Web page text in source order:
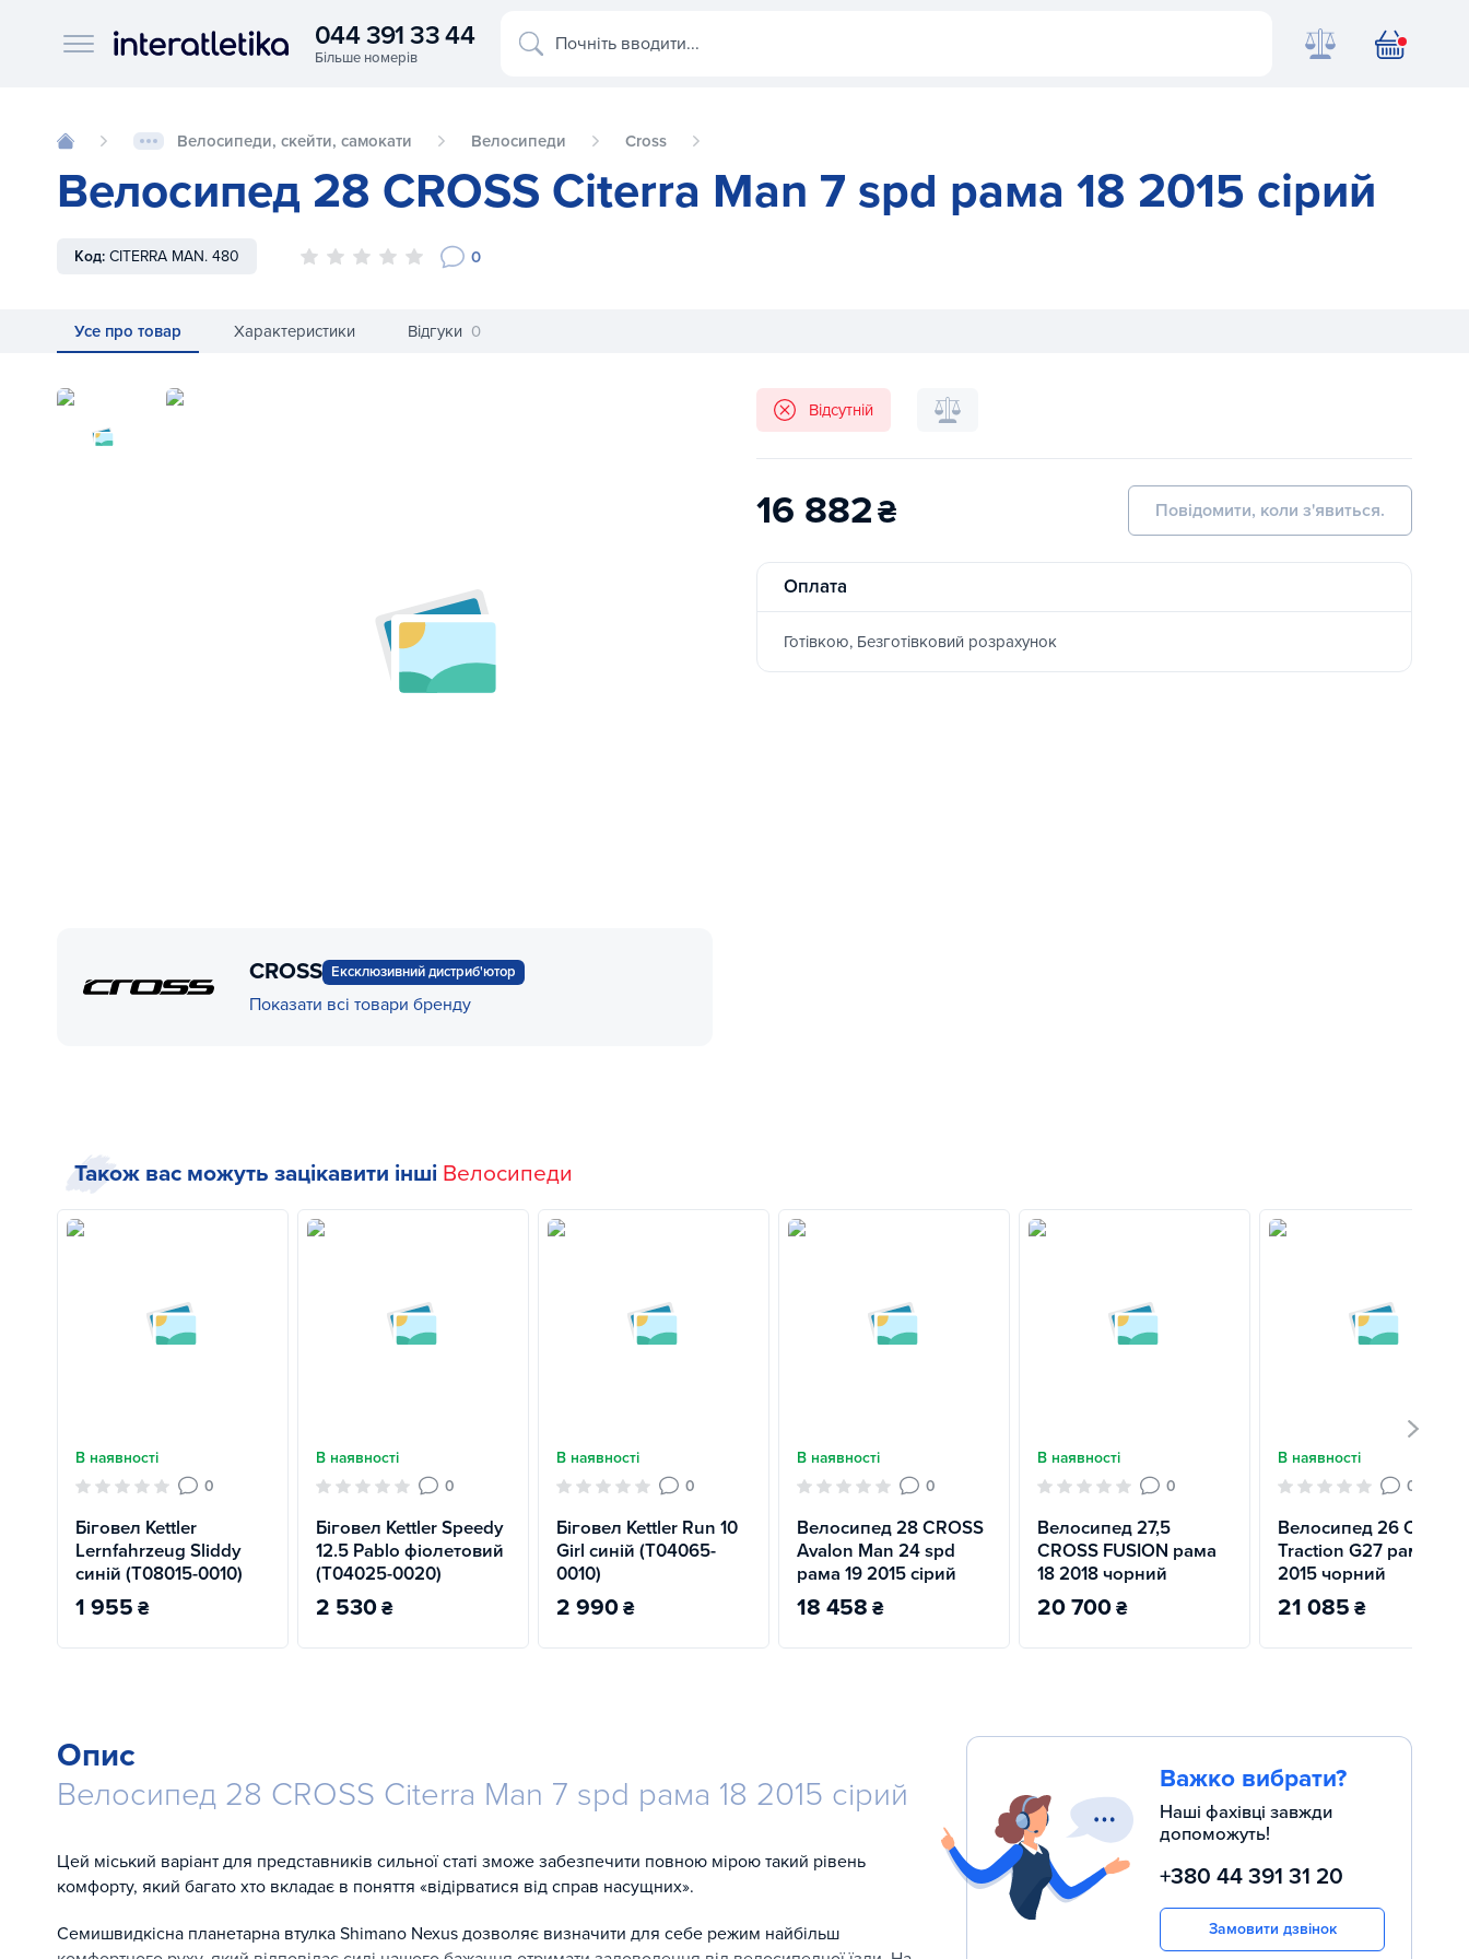
Interatletika logo
044 391 33 44 Почніть вводити...
Велосипеди, скейти, самокати Велосипеди Cross
Велосипед 28 CROSS Citerra Man 7 spd рама 18 2015 сірий
Код: CITERRA MAN. 480 0
Усе про товар Характеристики Відгуки 0
Велосипед 28 CROSS Citerra Man 7 spd рама 18 2015 сірий
CROSS Ексклюзивний дистриб'ютор
Показати всі товари бренду
Відсутній
16 882₴ Повідомити, коли з'явиться.
Оплата
Готівкою, Безготівковий розрахунок
Також вас можуть зацікавити інші Велосипеди
В наявності
0
Біговел Kettler
Lernfahrzeug Sliddy
синій (T08015-0010)
1 955 ₴
В наявності
0
Біговел Kettler Speedy
12.5 Pablo фіолетовий
(T04025-0020)
2 530₴
В наявності
0
Біговел Kettler Run 10
Girl синій (T04065-
0010)
2 990₴
В наявності
0
Велосипед 28 CROSS
Avalon Man 24 spd
рама 19 2015 сірий
18 458 ₴
В наявності
0
Велосипед 27,5
CROSS FUSION рама
18 2018 чорний
20 700₴
В наявності
0
Велосипед 26 CROSS
Traction G27 рама 19
2015 чорний
21 085 ₴
Опис
Велосипед 28 CROSS Citerra Man 7 spd рама 18 2015 сірий
Цей міський варіант для представників сильної статі зможе забезпечити повною мірою такий рівень
комфорту, який багато хто вкладає в поняття «відірватися від справ насущних».
Семишвидкісна планетарна втулка Shimano Nexus дозволяє визначити для себе режим найбільш
Важко вибрати?
Наші фахівці завжди
допоможуть!
+380 44 391 31 20
Замовити дзвінок